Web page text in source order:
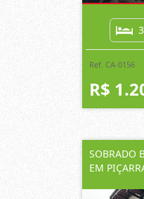
3
Ref. CA-0156
R$
SOBRADO
EM